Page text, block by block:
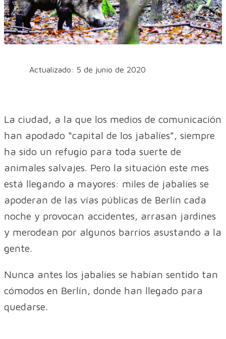
Actualizado: 5 de junio de 2020
La ciudad, a la que los medios de comunicación
han apodado “capital de los jabalíes”, siempre
ha sido un refugio para toda suerte de
animales salvajes. Pero la situación este mes
está llegando a mayores: miles de jabalíes se
apoderan de las vías públicas de Berlín cada
noche y provocan accidentes, arrasan jardines
y merodean por algunos barrios asustando a la
gente.
Nunca antes los jabalíes se habían sentido tan
cómodos en Berlín, donde han llegado para
quedarse.